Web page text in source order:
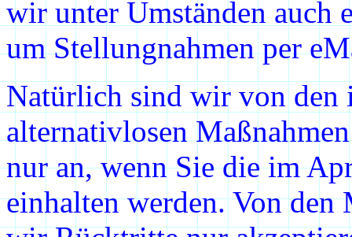
wir unter Umständen auch
um Stellungnahmen per
Natürlich sind wir von den
alternativlosen
nur an, wenn Sie die im
einhalten werden. Von den